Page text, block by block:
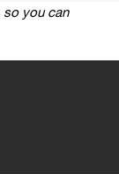
so you can